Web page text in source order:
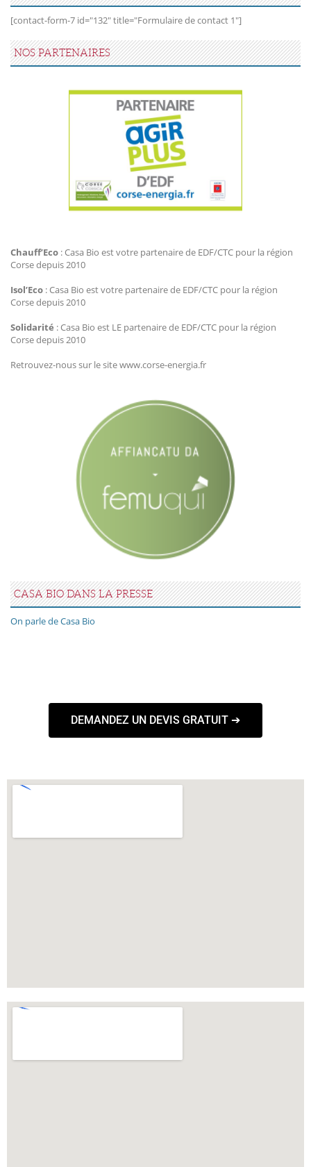
[contact-form-7 id="132" title="Formulaire de contact 1"]
NOS PARTENAIRES
Chauff’Eco : Casa Bio est votre partenaire de EDF/CTC pour la région
Corse depuis 2010
Isol’Eco : Casa Bio est votre partenaire de EDF/CTC pour la région
Corse depuis 2010
Solidarité : Casa Bio est LE partenaire de EDF/CTC pour la région
Corse depuis 2010
Retrouvez-nous sur le site www.corse-energia.fr
CASA BIO DANS LA PRESSE
On parle de Casa Bio
DEMANDEZ UN DEVIS GRATUIT ➔